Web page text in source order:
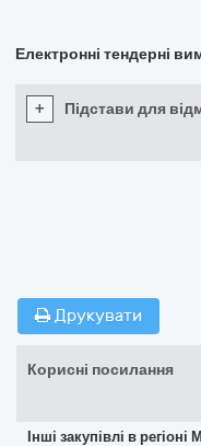
Електронні тендерні
+ Підстави для
Друкувати
Корисні посилання
Інші закупівлі в